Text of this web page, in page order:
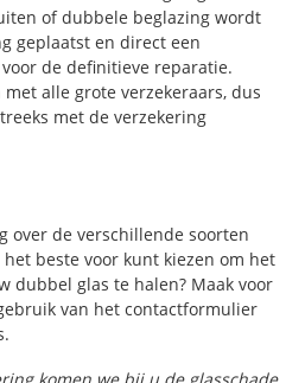
of dubbele beglazing wordt
geplaatst en direct een
de definitieve reparatie.
alle grote verzekeraars, dus
met de verzekering
over de verschillende soorten
beste voor kunt kiezen om het
dubbel glas te halen? Maak voor
van het contactformulier